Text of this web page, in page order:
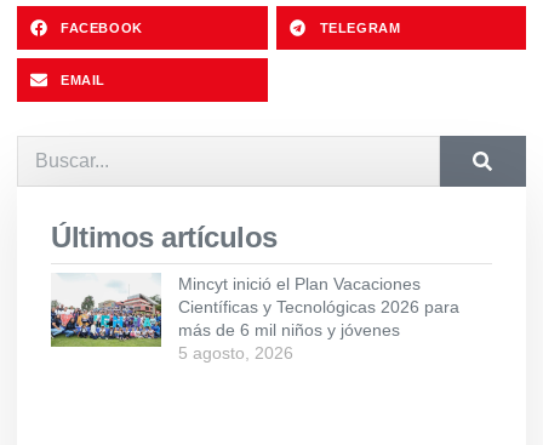
FACEBOOK TELEGRAM
EMAIL
Últimos artículos
Mincyt inició el Plan Vacaciones
Científicas y Tecnológicas 2026 para
más de 6 mil niños y jóvenes
5 agosto, 2026